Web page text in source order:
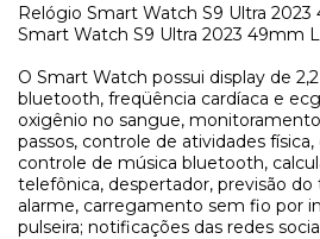
Relógio Smart Watch S9 Ultra
Smart Watch S9 Ultra 2023 49mm
O Smart Watch possui display de
bluetooth, freqüência cardíaca e
oxigênio no sangue,
passos, controle de atividades
controle de música bluetooth,
telefônica, despertador, previsão
alarme, carregamento sem fio por
pulseira; notificações das redes